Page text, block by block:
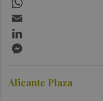
Alicante Plaza